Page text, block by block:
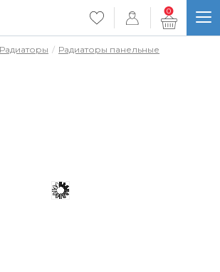
0
Радиаторы Радиаторы панельные